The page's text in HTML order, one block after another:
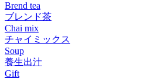
Brend tea
ブレンド茶
Chai mix
チャイミックス
Soup
養生出汁
Gift